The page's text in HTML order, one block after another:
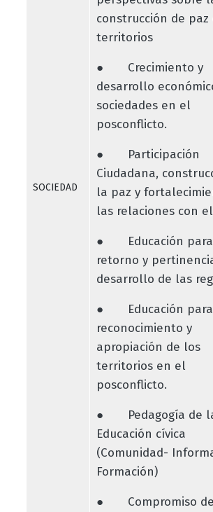
SOCIEDAD
construcción de paz
territorios
● Crecimiento y
desarrollo
sociedades en el
posconflicto.
● Participación
Ciudadana,
la paz y
las relaciones con
● Educación
retorno y
desarrollo de las
● Educación
reconocimiento y
apropiación de los
territorios en el
posconflicto.
● Pedagogía de
Educación cívica
(Comunidad-
Formación)
● Compromiso